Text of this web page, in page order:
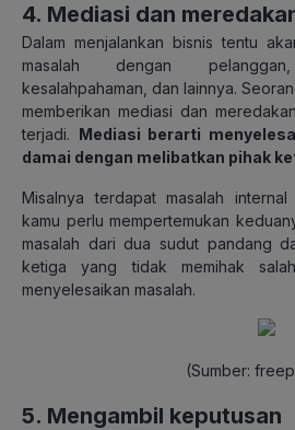
4. Mediasi dan
Dalam menjalankan bisnis tentu
masalah dengan
kesalahpahaman, dan lainnya.
memberikan mediasi dan
terjadi. Mediasi berarti
damai dengan melibatkan pihak
Misalnya terdapat masalah
kamu perlu mempertemukan
masalah dari dua sudut pandang
ketiga yang tidak memihak
menyelesaikan masalah.
(Sumber:
5. Mengambil keputusan